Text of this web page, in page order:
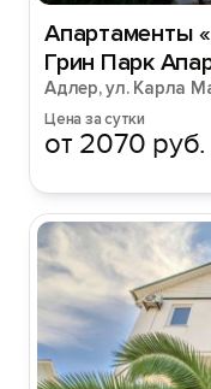
Апартаменты
Грин Парк
Адлер, ул. Карла
Цена за сутки
от 2070 руб.